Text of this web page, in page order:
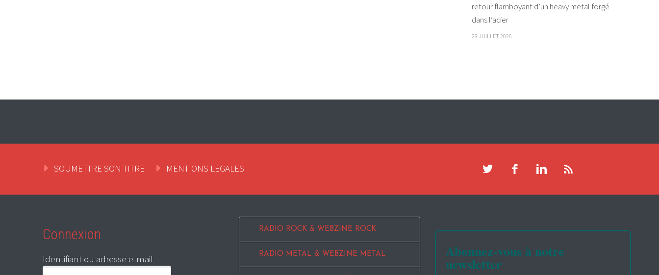
retour flamboyant d’un heavy metal forgé
dans l’acier
28 JUILLET 2026
SOUMETTRE SON TITRE MENTIONS LEGALES
Connexion
Identifiant ou adresse e-mail
RADIO ROCK & WEBZINE ROCK
RADIO METAL & WEBZINE METAL Abonnez-vous à notre
newsletter